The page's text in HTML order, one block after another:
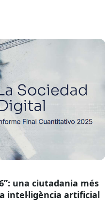
una ciutadania més
intel·ligència artificial